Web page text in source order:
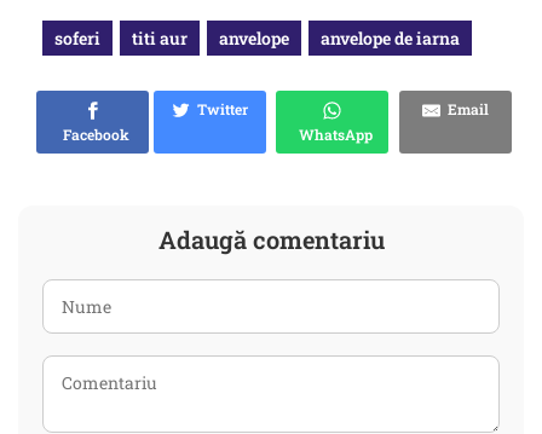
soferi titi aur anvelope anvelope de iarna
Facebook
Twitter
WhatsApp
Email
Adaugă comentariu